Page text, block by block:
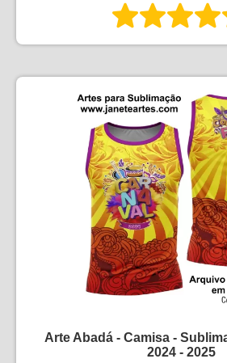
Arte Abadá - Camisa -
2024 - 2025